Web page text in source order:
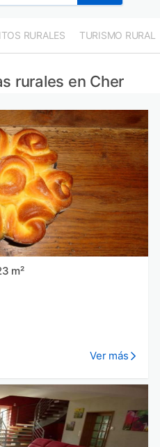
provincia
RURALES TURISMO RURAL
rurales en Cher
m²
Ver más